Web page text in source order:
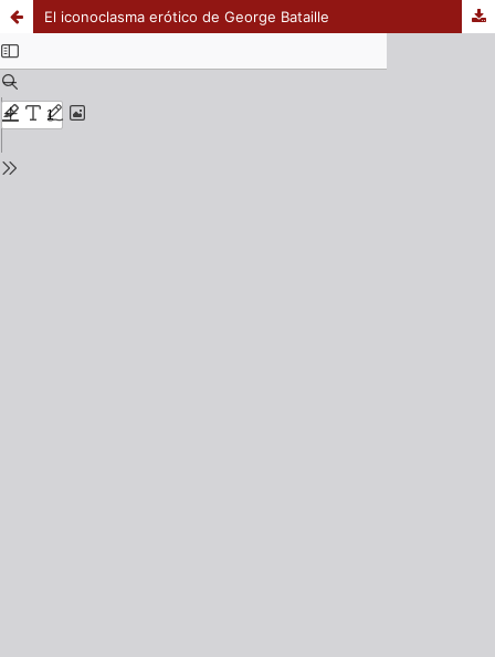
El iconoclasma erótico de George Bataille